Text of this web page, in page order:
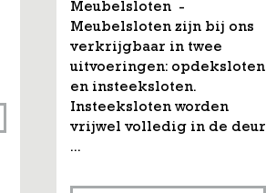
Meubelsloten -
Meubelsloten zijn bij ons
verkrijgbaar in twee
uitvoeringen: opdeksloten
en insteeksloten.
Insteeksloten worden
vrijwel volledig in de deur
...